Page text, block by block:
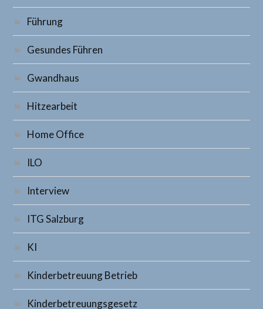
Führung
Gesundes Führen
Gwandhaus
Hitzearbeit
Home Office
ILO
Interview
ITG Salzburg
KI
Kinderbetreuung Betrieb
Kinderbetreuungsgesetz